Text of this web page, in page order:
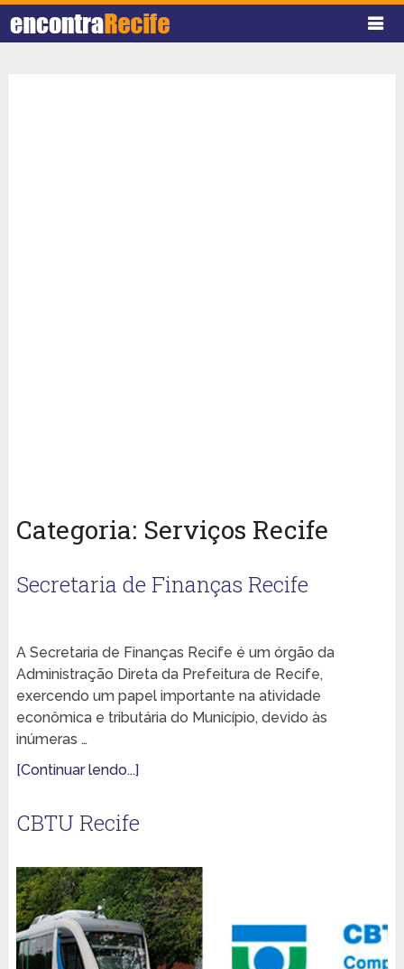
Categoria: Serviços Recife
Secretaria de Finanças Recife
A Secretaria de Finanças Recife é um órgão da
Administração Direta da Prefeitura de Recife,
exercendo um papel importante na atividade
econômica e tributária do Município, devido às
inúmeras …
[Continuar lendo...]
CBTU Recife